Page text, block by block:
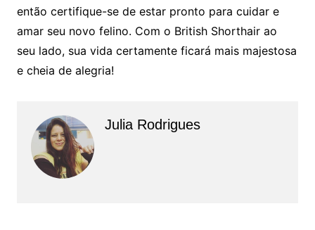
então certifique-se de estar pronto para cuidar e
amar seu novo felino. Com o British Shorthair ao
seu lado, sua vida certamente ficará mais majestosa
e cheia de alegria!
Julia Rodrigues